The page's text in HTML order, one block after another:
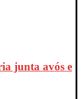
junta avós e